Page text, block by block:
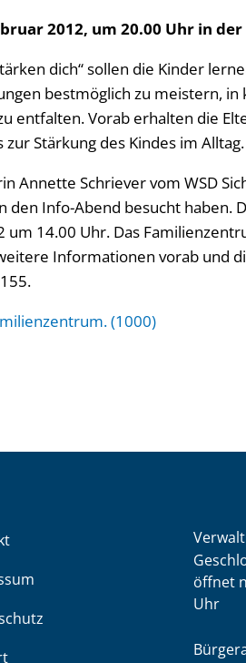
2012, um 20.00 Uhr in
dich“ sollen die Kinder
bestmöglich zu meistern,
entfalten. Vorab erhalten die
Stärkung des Kindes im Alltag.
Annette Schriever vom WSD
Info-Abend besucht haben.
um 14.00 Uhr. Das
Informationen vorab und
(1000)
öffnet
Uhr